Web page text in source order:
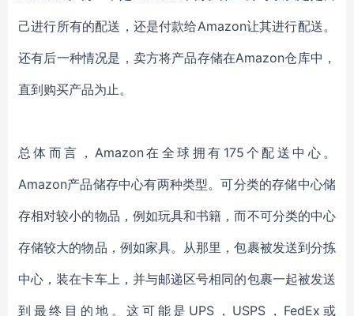
己进行所有的配送，还是付款给Amazon让其进行配送。
还有后一种情况是，卖方将产品存储在Amazon仓库中，
直到购买产品为止。
总体而言，Amazon在全球拥有175个配送中心。
Amazon产品储存中心有两种类型。可分类的存储中心储
存相对较小的物品，例如玩具和书籍，而不可分类的中心
存储较大的物品，例如家具。从那里，包裹被发送到分拣
中心，装在卡车上，并与邮递区号相同的包裹一起被发送
到最终目的地。这可能是UPS，USPS，FedEx或